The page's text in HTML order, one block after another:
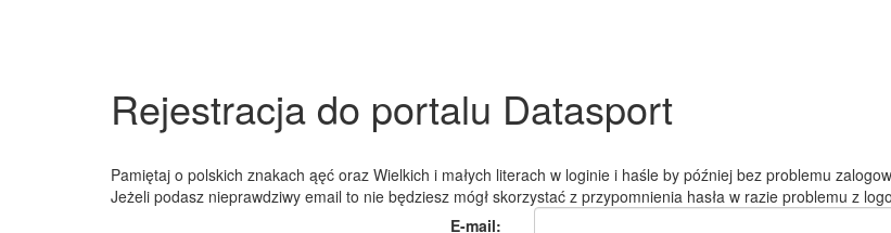
Rejestracja do portalu Datasport
Pamiętaj o polskich znakach ąęć oraz Wielkich i małych literach w loginie i haśle by później bez problemu
Jeżeli podasz nieprawdziwy email to nie będziesz mógł skorzystać z przypomnienia hasła w razie problemu z
E-mail: